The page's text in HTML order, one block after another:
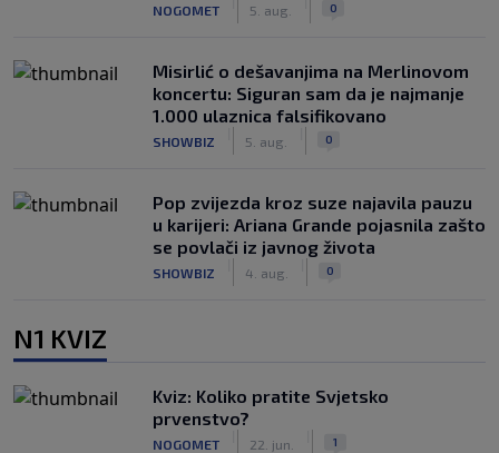
NOGOMET 5. aug. 0
Misirlić o dešavanjima na Merlinovom
koncertu: Siguran sam da je najmanje
1.000 ulaznica falsifikovano
SHOWBIZ 5. aug. 0
Pop zvijezda kroz suze najavila pauzu
u karijeri: Ariana Grande pojasnila zašto
se povlači iz javnog života
SHOWBIZ 4. aug. 0
N1 KVIZ
Kviz: Koliko pratite Svjetsko
prvenstvo?
NOGOMET 22. jun. 1